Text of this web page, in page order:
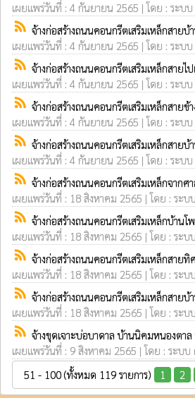
เผยแพร่วันที่ : 4 กันยายน 2565 | โดย : ระบ
rss_feed จ้างก่อสร้างถนนคอนกรีตเสริมเหล็กสาย
เผยแพร่วันที่ : 4 กันยายน 2565 | โดย : ระบ
rss_feed จ้างก่อสร้างถนนคอนกรีตเสริมเหล็กสาย
เผยแพร่วันที่ : 4 กันยายน 2565 | โดย : ระบ
rss_feed จ้างก่อสร้างถนนคอนกรีตเสริมเหล็กสาย
เผยแพร่วันที่ : 4 กันยายน 2565 | โดย : ระบ
rss_feed จ้างก่อสร้างถนนคอนกรีตเสริมเหล็กสาย
เผยแพร่วันที่ : 4 กันยายน 2565 | โดย : ระบ
rss_feed จ้างก่อสร้างถนนคอนกรีตเสริมเหล็กจาก
เผยแพร่วันที่ : 18 สิงหาคม 2565 | โดย : ระบ
rss_feed จ้างก่อสร้างถนนคอนกรีตเสริมเหล็กบ้า
เผยแพร่วันที่ : 18 สิงหาคม 2565 | โดย : ระ
rss_feed จ้างก่อสร้างถนนคอนกรีตเสริมเหล็กสาย
เผยแพร่วันที่ : 18 สิงหาคม 2565 | โดย : ระบ
rss_feed จ้างก่อสร้างถนนคอนกรีตเสริมเหล็กสาย
เผยแพร่วันที่ : 18 สิงหาคม 2565 | โดย : ระ
rss_feed จ้างขุดเจาะบ่อบาดาล บ้านนิคมหนองตา
เผยแพร่วันที่ : 9 สิงหาคม 2565 | โดย : ระบบ
51 - 100 (ทั้งหมด 119 รายการ)
1 2